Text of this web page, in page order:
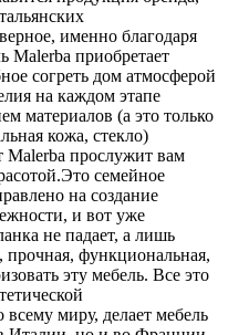
именно благодаря
Malerba приобретает
согреть дом атмосферой
на каждом этапе
материалов (а это только
кожа, стекло)
Malerba прослужит вам
семейное
на создание
и вот уже
не падает, а лишь
прочная, функциональная,
эту мебель. Все это
миру, делает мебель